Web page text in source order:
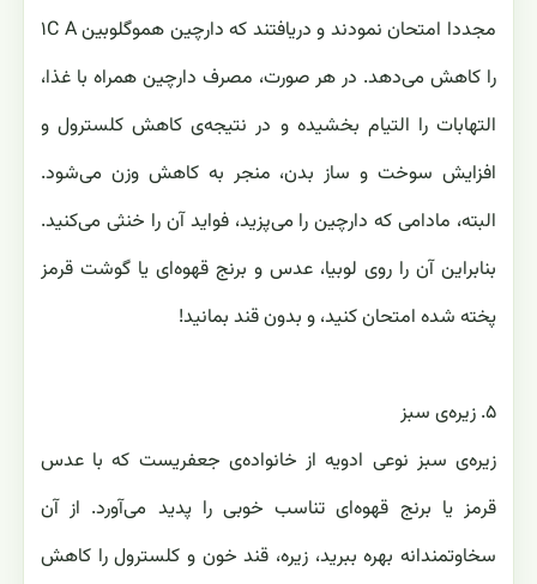
مجددا امتحان نمودند و دریافتند که دارچین هموگلوبین ۱C A
را کاهش می‌دهد. در هر صورت، مصرف دارچین همراه با غذا،
التهابات را التیام بخشیده و در نتیجه‌ی کاهش کلسترول و
افزایش سوخت و ساز بدن، منجر به کاهش وزن می‌شود.
البته، مادامی که دارچین را می‌پزید، فواید آن را خنثی می‌کنید.
بنابراین آن را روی لوبیا، عدس و برنج قهو‌ه‌ای یا گوشت قرمز
پخته شده امتحان کنید، و بدون قند بمانید!
۵. زیره‌ی سبز
زیره‌ی سبز نوعی ادویه‌ از خانواده‌ی جعفریست که با عدس
قرمز یا برنج قهوه‌ای تناسب خوبی را پدید می‌آورد. از آن
سخاوتمندانه بهره ببرید، زیره، قند خون و کلسترول را کاهش